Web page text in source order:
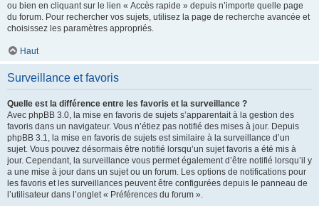
ou bien en cliquant sur le lien « Accès rapide » depuis n’importe quelle page
du forum. Pour rechercher vos sujets, utilisez la page de recherche avancée et
choisissez les paramètres appropriés.
Haut
Surveillance et favoris
Quelle est la différence entre les favoris et la surveillance ?
Avec phpBB 3.0, la mise en favoris de sujets s’apparentait à la gestion des
favoris dans un navigateur. Vous n’étiez pas notifié des mises à jour. Depuis
phpBB 3.1, la mise en favoris de sujets est similaire à la surveillance d’un
sujet. Vous pouvez désormais être notifié lorsqu’un sujet favoris a été mis à
jour. Cependant, la surveillance vous permet également d’être notifié lorsqu’il y
a une mise à jour dans un sujet ou un forum. Les options de notifications pour
les favoris et les surveillances peuvent être configurées depuis le panneau de
l’utilisateur dans l’onglet « Préférences du forum ».